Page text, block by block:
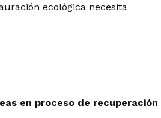
ecológica necesita
en proceso de recuperación